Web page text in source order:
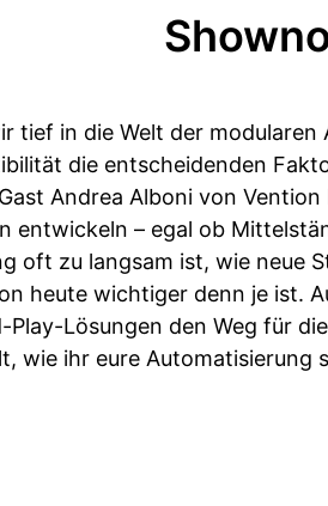
tief in die Welt der
die entscheidenden
Andrea Alboni von
entwickeln – egal ob
oft zu langsam ist, wie neue
heute wichtiger denn je ist.
Play-Lösungen den Weg für
wie ihr eure Automatisierung